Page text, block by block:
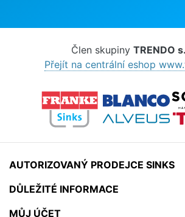
Člen skupiny TRENDO
Přejít na centrální eshop
AUTORIZOVANÝ PRODEJCE SINKS
DŮLEŽITÉ INFORMACE
MŮJ ÚČET